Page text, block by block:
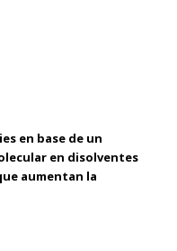
en base de un
en disolventes
aumentan la